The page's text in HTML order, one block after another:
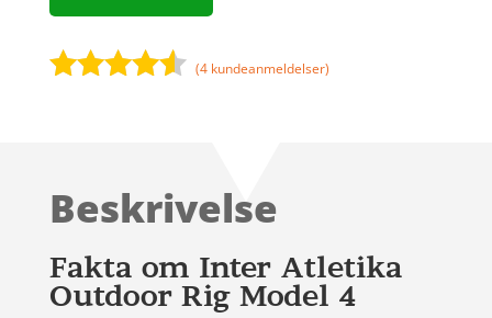
på
mmelser
(4 kundeanmeldelser)
Beskrivelse
Fakta om Inter Atletika
Outdoor Rig Model 4